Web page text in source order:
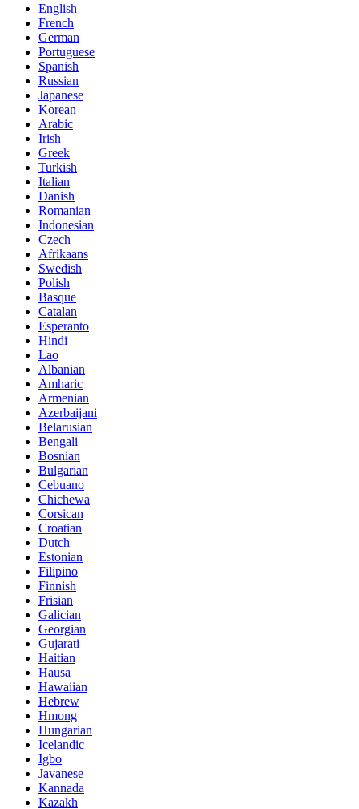
English
French
German
Portuguese
Spanish
Russian
Japanese
Korean
Arabic
Irish
Greek
Turkish
Italian
Danish
Romanian
Indonesian
Czech
Afrikaans
Swedish
Polish
Basque
Catalan
Esperanto
Hindi
Lao
Albanian
Amharic
Armenian
Azerbaijani
Belarusian
Bengali
Bosnian
Bulgarian
Cebuano
Chichewa
Corsican
Croatian
Dutch
Estonian
Filipino
Finnish
Frisian
Galician
Georgian
Gujarati
Haitian
Hausa
Hawaiian
Hebrew
Hmong
Hungarian
Icelandic
Igbo
Javanese
Kannada
Kazakh